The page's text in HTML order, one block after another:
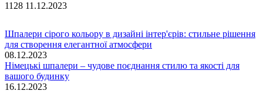
1128 11.12.2023
Шпалери сірого кольору в дизайні інтер'єрів: стильне рішення
для створення елегантної атмосфери
08.12.2023
Німецькі шпалери – чудове поєднання стилю та якості для
вашого будинку
16.12.2023